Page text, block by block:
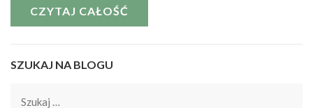
CZYTAJ CAŁOŚĆ
SZUKAJ NA BLOGU
Szukaj: